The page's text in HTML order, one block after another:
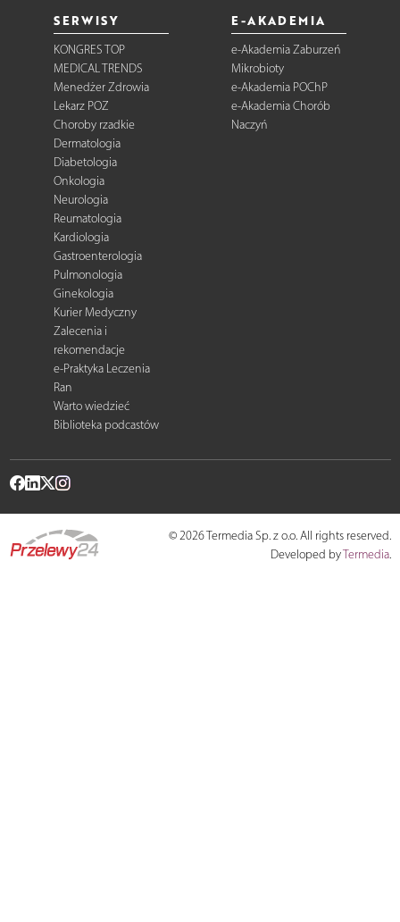
SERWISY
KONGRES TOP
MEDICAL TRENDS
Menedżer Zdrowia
Lekarz POZ
Choroby rzadkie
Dermatologia
Diabetologia
Onkologia
Neurologia
Reumatologia
Kardiologia
Gastroenterologia
Pulmonologia
Ginekologia
Kurier Medyczny
Zalecenia i
rekomendacje
e-Praktyka Leczenia
Ran
Warto wiedzieć
Biblioteka podcastów
E-AKADEMIA
e-Akademia Zaburzeń
Mikrobioty
e-Akademia POChP
e-Akademia Chorób
Naczyń
© 2026 Termedia Sp. z o.o. All rights reserved.
Developed byTermedia.